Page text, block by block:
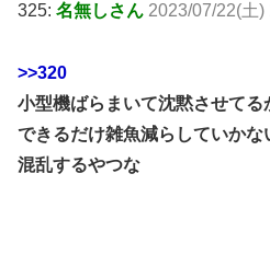
325: 名無しさん 2023/07/22(土)
>>320
小型機ばらまいて沈黙させてる
できるだけ雑魚減らしていかな
混乱するやつな